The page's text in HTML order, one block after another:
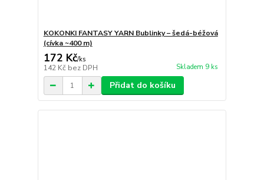
KOKONKI FANTASY YARN Bublinky – šedá-béžová
(cívka ~400 m)
172 Kč/ks
142 Kč bez DPH Skladem 9 ks
Přidat do košíku